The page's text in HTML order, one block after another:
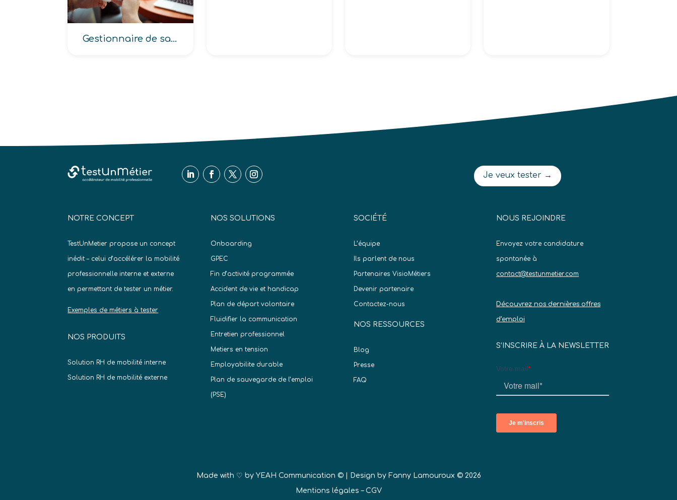
Gestionnaire de salon de thé
Je veux tester →
NOTRE CONCEPT
TestUnMetier propose un concept
inédit – celui d’accélérer la mobilité
professionnelle interne et externe
en permettant de tester un métier.
Exemples de métiers à tester
NOS PRODUITS
Solution RH de mobilité interne
Solution RH de mobilité externe
NOS SOLUTIONS
Onboarding
GPEC
Fin d’activité programmée
Accident de vie et handicap
Plan de départ volontaire
Fluidifier la communication
Entretien professionnel
Metiers en tension
Employabilite durable
Plan de sauvegarde de l’emploi
(PSE)
SOCIÉTÉ
L’équipe
Ils parlent de nous
Partenaires VisioMétiers
Devenir partenaire
Contactez-nous
NOS RESSOURCES
Blog
Presse
FAQ
NOUS REJOINDRE
Envoyez votre candidature
spontanée à
contact@testunmetier.com
Découvrez nos dernières offres
d’emploi
S’INSCRIRE À LA NEWSLETTER
Made with ♡ by YEAH Communication ©| Design by Fanny Lamouroux © 2026
Mentions légales – CGV